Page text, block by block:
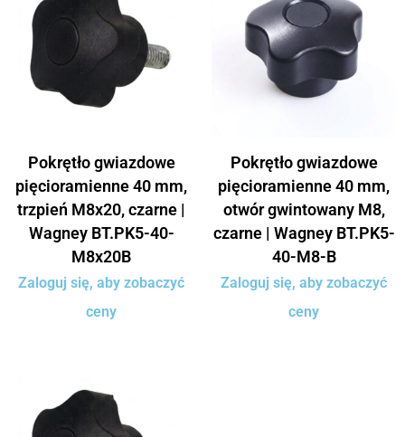
Pokrętło gwiazdowe
pięcioramienne 40 mm,
trzpień M8x20, czarne |
Wagney BT.PK5-40-
M8x20B
Zaloguj się, aby zobaczyć
ceny
Pokrętło gwiazdowe
pięcioramienne 40 mm,
otwór gwintowany M8,
czarne | Wagney BT.PK5-
40-M8-B
Zaloguj się, aby zobaczyć
ceny